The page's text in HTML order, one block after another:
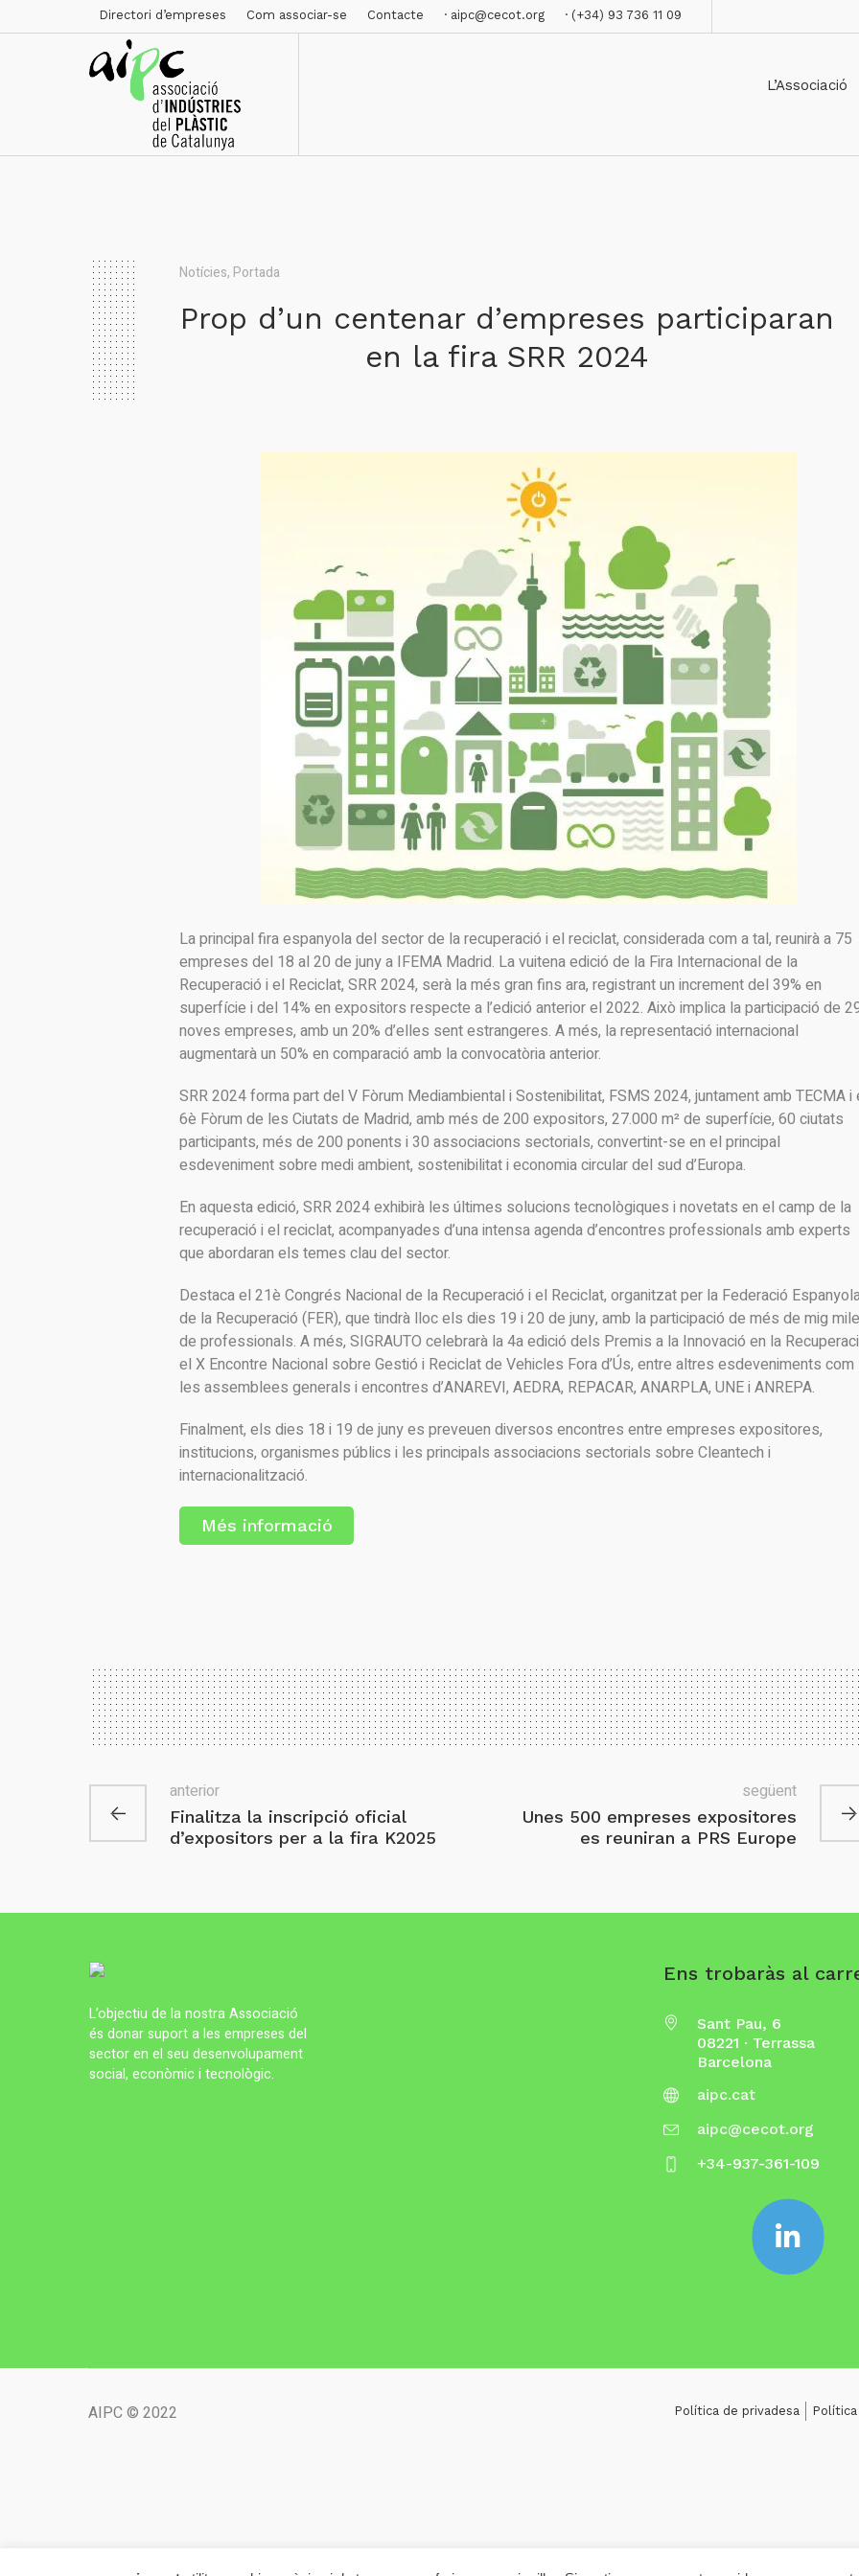
Directori d’empreses Com associar-se Contacte · aipc@cecot.org · (+34) 93 736 11 09
L’Associació
Notícies, Portada
Prop d’un centenar d’empreses participaran
en la fira SRR 2024
La principal fira espanyola del sector de la recuperació i el reciclat, considerada com a tal, reunirà a 75
empreses del 18 al 20 de juny a IFEMA Madrid. La vuitena edició de la Fira Internacional de la
Recuperació i el Reciclat, SRR 2024, serà la més gran fins ara, registrant un increment del 39% en
superfície i del 14% en expositors respecte a l’edició anterior el 2022. Això implica la participació de
noves empreses, amb un 20% d’elles sent estrangeres. A més, la representació internacional
augmentarà un 50% en comparació amb la convocatòria anterior.
SRR 2024 forma part del V Fòrum Mediambiental i Sostenibilitat, FSMS 2024, juntament amb TECMA i
6è Fòrum de les Ciutats de Madrid, amb més de 200 expositors, 27.000 m² de superfície, 60 ciutats
participants, més de 200 ponents i 30 associacions sectorials, convertint-se en el principal
esdeveniment sobre medi ambient, sostenibilitat i economia circular del sud d’Europa.
En aquesta edició, SRR 2024 exhibirà les últimes solucions tecnològiques i novetats en el camp de la
recuperació i el reciclat, acompanyades d’una intensa agenda d’encontres professionals amb experts
que abordaran els temes clau del sector.
Destaca el 21è Congrés Nacional de la Recuperació i el Reciclat, organitzat per la Federació
de la Recuperació (FER), que tindrà lloc els dies 19 i 20 de juny, amb la participació de més de mig
de professionals. A més, SIGRAUTO celebrarà la 4a edició dels Premis a la Innovació en la
el X Encontre Nacional sobre Gestió i Reciclat de Vehicles Fora d’Ús, entre altres esdeveniments com
les assemblees generals i encontres d’ANAREVI, AEDRA, REPACAR, ANARPLA, UNE i ANREPA.
Finalment, els dies 18 i 19 de juny es preveuen diversos encontres entre empreses expositores,
institucions, organismes públics i les principals associacions sectorials sobre Cleantech i
internacionalització.
Més informació
Finalitza la inscripció oficial
d’expositors per a la fira K2025
anterior
Unes 500 empreses expositores
es reuniran a PRS Europe
següent
L’objectiu de la nostra Associació
és donar suport a les empreses del
sector en el seu desenvolupament
social, econòmic i tecnològic.
Ens trobaràs al
Sant Pau, 6
08221 · Terrassa
Barcelona
aipc.cat
aipc@cecot.org
+34-937-361-109
AIPC © 2022 Política de privadesa